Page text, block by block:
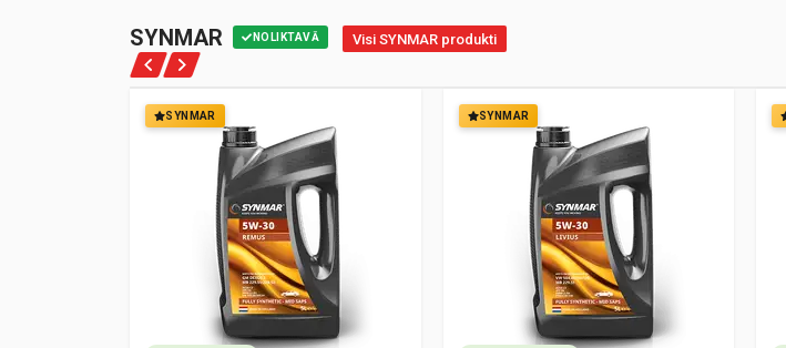
SYNMAR NOLIKTAVĀ Visi SYNMAR produkti
SYNMAR SYNMAR